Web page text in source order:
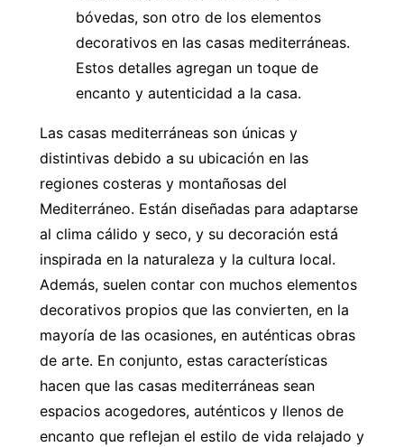
bóvedas, son otro de los elementos
decorativos en las casas mediterráneas.
Estos detalles agregan un toque de
encanto y autenticidad a la casa.
Las casas mediterráneas son únicas y
distintivas debido a su ubicación en las
regiones costeras y montañosas del
Mediterráneo. Están diseñadas para adaptarse
al clima cálido y seco, y su decoración está
inspirada en la naturaleza y la cultura local.
Además, suelen contar con muchos elementos
decorativos propios que las convierten, en la
mayoría de las ocasiones, en auténticas obras
de arte. En conjunto, estas características
hacen que las casas mediterráneas sean
espacios acogedores, auténticos y llenos de
encanto que reflejan el estilo de vida relajado y